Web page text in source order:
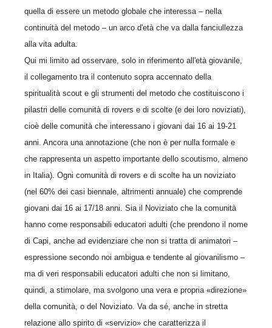
quella di essere un metodo globale che interessa – nella
continuità del metodo – un arco d'età che va dalla fanciullezza
alla vita adulta.
Qui mi limito ad osservare, solo in riferimento all'età giovanile,
il collegamento tra il contenuto sopra accennato della
spiritualità scout e gli strumenti del metodo che costituiscono i
pilastri delle comunità di rovers e di scolte (e dei loro noviziati),
cioè delle comunità che interessano i giovani dai 16 ai 19-21
anni. Ancora una annotazione (che non è per nulla formale e
che rappresenta un aspetto importante dello scoutismo, almeno
in Italia). Ogni comunità di rovers e di scolte ha un noviziato
(nel 60% dei casi biennale, altrimenti annuale) che comprende
giovani dai 16 ai 17/18 anni. Sia il Noviziato che la comunità
hanno come responsabili educatori adulti (che prendono il nome
di Capi, anche ad evidenziare che non si tratta di animatori –
espressione secondo noi ambigua e tendente al giovanilismo –
ma di veri responsabili educatori adulti che non si limitano,
quindi, a stimolare, ma svolgono una vera e propria «direzione»
della comunità, o del Noviziato. Va da sé, anche in stretta
relazione allo spirito di «servizio» che caratterizza il